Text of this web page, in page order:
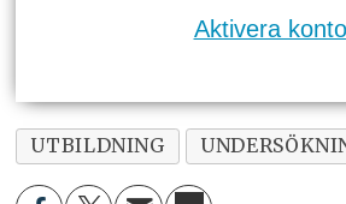
Aktivera konto
UTBILDNING